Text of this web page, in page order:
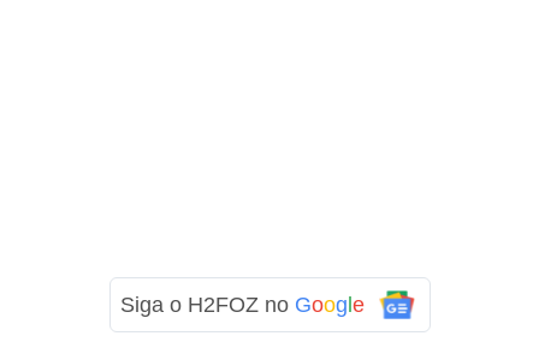
Siga o H2FOZ no Goog e